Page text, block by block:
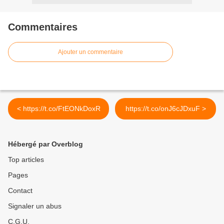
Commentaires
Ajouter un commentaire
< https://t.co/FtEONkDoxR https://t.co/onJ6cJDxuF >
Hébergé par Overblog
Top articles
Pages
Contact
Signaler un abus
C.G.U.